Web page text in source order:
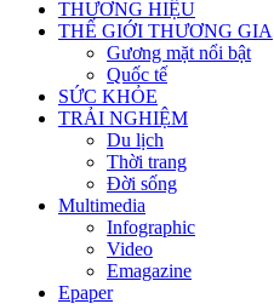
THƯƠNG HIỆU
THẾ GIỚI THƯƠNG GIA
Gương mặt nổi bật
Quốc tế
SỨC KHỎE
TRẢI NGHIỆM
Du lịch
Thời trang
Đời sống
Multimedia
Infographic
Video
Emagazine
Epaper